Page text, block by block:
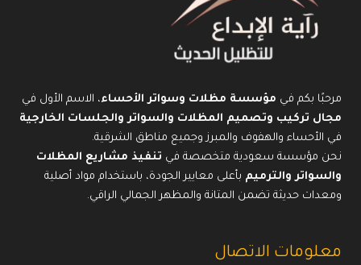
مرحبًا بكم في مؤسسة مظلات وسواتر الأحساء، الاسم الأول في
مجال تركيب وتصميم المظلات والسواتر والجلسات الخارجية
في الأحساء والهفوف والمبرز وجميع مناطق الشرقية.
نحن مؤسسة سعودية متخصصة في تنفيذ مشاريع المظلات
والسواتر والترميم بأعلى معايير الجودة، باستخدام مواد أصلية
ومعدات حديثة تضمن المتانة والمظهر الجمالي الراقي.
معلومات الاتصال